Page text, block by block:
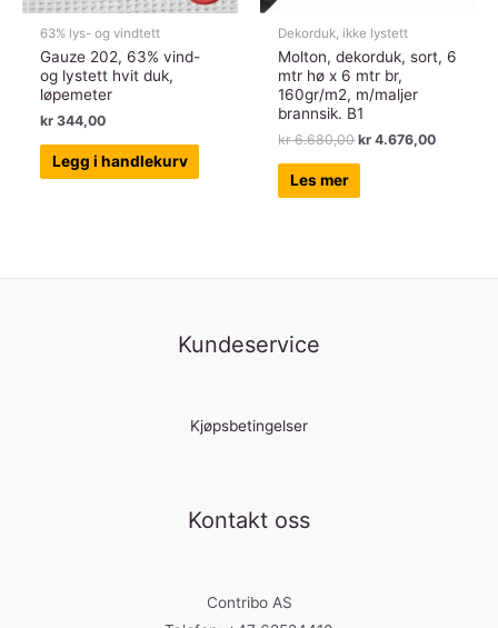
63% lys- og vindtett
Gauze 202, 63% vind-
og lystett hvit duk,
løpemeter
kr 344,00
Legg i handlekurv
Dekorduk, ikke lystett
Molton, dekorduk, sort, 6
mtr hø x 6 mtr br,
160gr/m2, m/maljer
brannsik. B1
kr6.680,00Opprinnelig
kr 6.680,00.
kr 4.676,00
Les mer
Kundeservice
Kjøpsbetingelser
Kontakt oss
Contribo AS